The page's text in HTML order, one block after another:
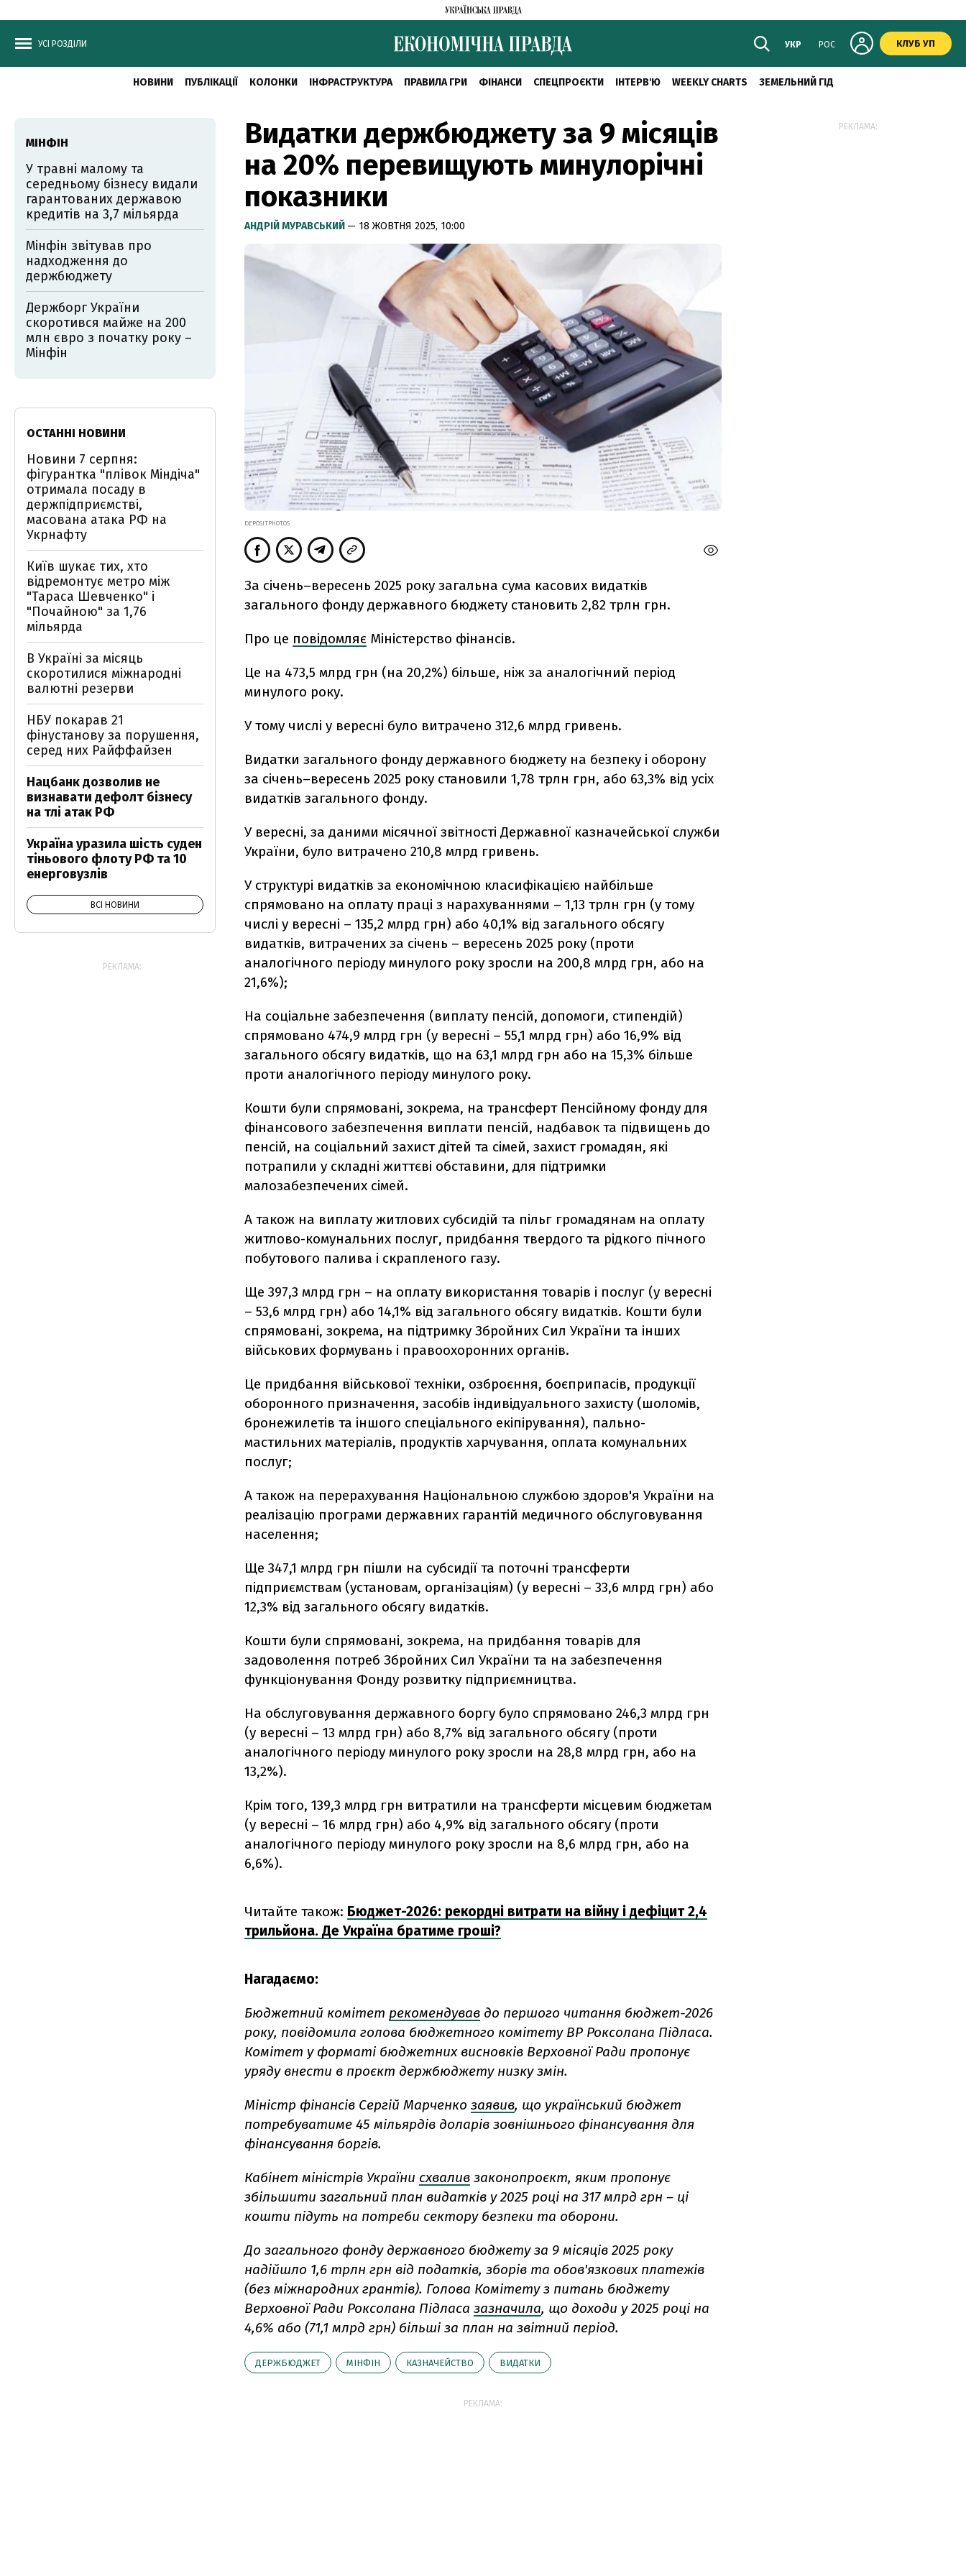
УСІ РОЗДІЛИ УКР РОС КЛУБ УП
НОВИНИ ПУБЛІКАЦІЇ КОЛОНКИ ІНФРАСТРУКТУРА ПРАВИЛА ГРИ ФІНАНСИ СПЕЦПРОЄКТИ ІНТЕРВ'Ю WEEKLY CHARTS ЗЕМЕЛЬНИЙ ГІД
Видатки держбюджету за 9 місяців
на 20% перевищують минулорічні
показники
АНДРІЙ МУРАВСЬКИЙ — 18 ЖОВТНЯ 2025, 10:00
DEPOSITPHOTOS
За січень–вересень 2025 року загальна сума касових видатків
загального фонду державного бюджету становить 2,82 трлн грн.
Про це повідомляє Міністерство фінансів.
Це на 473,5 млрд грн (на 20,2%) більше, ніж за аналогічний період
минулого року.
У тому числі у вересні було витрачено 312,6 млрд гривень.
Видатки загального фонду державного бюджету на безпеку і оборону
за січень–вересень 2025 року становили 1,78 трлн грн, або 63,3% від усіх
видатків загального фонду.
У вересні, за даними місячної звітності Державної казначейської служби
України, було витрачено 210,8 млрд гривень.
У структурі видатків за економічною класифікацією найбільше
спрямовано на оплату праці з нарахуваннями – 1,13 трлн грн (у тому
числі у вересні – 135,2 млрд грн) або 40,1% від загального обсягу
видатків, витрачених за січень – вересень 2025 року (проти
аналогічного періоду минулого року зросли на 200,8 млрд грн, або на
21,6%);
На соціальне забезпечення (виплату пенсій, допомоги, стипендій)
спрямовано 474,9 млрд грн (у вересні – 55,1 млрд грн) або 16,9% від
загального обсягу видатків, що на 63,1 млрд грн або на 15,3% більше
проти аналогічного періоду минулого року.
Кошти були спрямовані, зокрема, на трансферт Пенсійному фонду для
фінансового забезпечення виплати пенсій, надбавок та підвищень до
пенсій, на соціальний захист дітей та сімей, захист громадян, які
потрапили у складні життєві обставини, для підтримки
малозабезпечених сімей.
А також на виплату житлових субсидій та пільг громадянам на оплату
житлово-комунальних послуг, придбання твердого та рідкого пічного
побутового палива і скрапленого газу.
Ще 397,3 млрд грн – на оплату використання товарів і послуг (у вересні
– 53,6 млрд грн) або 14,1% від загального обсягу видатків. Кошти були
спрямовані, зокрема, на підтримку Збройних Сил України та інших
військових формувань і правоохоронних органів.
Це придбання військової техніки, озброєння, боєприпасів, продукції
оборонного призначення, засобів індивідуального захисту (шоломів,
бронежилетів та іншого спеціального екіпірування), пально-
мастильних матеріалів, продуктів харчування, оплата комунальних
послуг;
А також на перерахування Національною службою здоров'я України на
реалізацію програми державних гарантій медичного обслуговування
населення;
Ще 347,1 млрд грн пішли на субсидії та поточні трансферти
підприємствам (установам, організаціям) (у вересні – 33,6 млрд грн) або
12,3% від загального обсягу видатків.
Кошти були спрямовані, зокрема, на придбання товарів для
задоволення потреб Збройних Сил України та на забезпечення
функціонування Фонду розвитку підприємництва.
На обслуговування державного боргу було спрямовано 246,3 млрд грн
(у вересні – 13 млрд грн) або 8,7% від загального обсягу (проти
аналогічного періоду минулого року зросли на 28,8 млрд грн, або на
13,2%).
Крім того, 139,3 млрд грн витратили на трансферти місцевим бюджетам
(у вересні – 16 млрд грн) або 4,9% від загального обсягу (проти
аналогічного періоду минулого року зросли на 8,6 млрд грн, або на
6,6%).
Читайте також: Бюджет-2026: рекордні витрати на війну і дефіцит 2,4
трильйона. Де Україна братиме гроші?
Нагадаємо:
Бюджетний комітет рекомендував до першого читання бюджет-2026
року, повідомила голова бюджетного комітету ВР Роксолана Підласа.
Комітет у форматі бюджетних висновків Верховної Ради пропонує
уряду внести в проєкт держбюджету низку змін.
Міністр фінансів Сергій Марченко заявив, що український бюджет
потребуватиме 45 мільярдів доларів зовнішнього фінансування для
фінансування боргів.
Кабінет міністрів України схвалив законопроєкт, яким пропонує
збільшити загальний план видатків у 2025 році на 317 млрд грн – ці
кошти підуть на потреби сектору безпеки та оборони.
До загального фонду державного бюджету за 9 місяців 2025 року
надійшло 1,6 трлн грн від податків, зборів та обов'язкових платежів
(без міжнародних грантів). Голова Комітету з питань бюджету
Верховної Ради Роксолана Підласа зазначила, що доходи у 2025 році на
4,6% або (71,1 млрд грн) більші за план на звітний період.
ДЕРЖБЮДЖЕТ МІНФІН КАЗНАЧЕЙСТВО ВИДАТКИ
РЕКЛАМА:
МІНФІН
У травні малому та
середньому бізнесу видали
гарантованих державою
кредитів на 3,7 мільярда
Мінфін звітував про
надходження до
держбюджету
Держборг України
скоротився майже на 200
млн євро з початку року –
Мінфін
ОСТАННІ НОВИНИ
Новини 7 серпня:
фігурантка "плівок Міндіча"
отримала посаду в
держпідприємстві,
масована атака РФ на
Укрнафту
Київ шукає тих, хто
відремонтує метро між
"Тараса Шевченко" і
"Почайною" за 1,76
мільярда
В Україні за місяць
скоротилися міжнародні
валютні резерви
НБУ покарав 21
фінустанову за порушення,
серед них Райффайзен
Нацбанк дозволив не
визнавати дефолт бізнесу
на тлі атак РФ
Україна уразила шість суден
тіньового флоту РФ та 10
енерговузлів
ВСІ НОВИНИ
РЕКЛАМА:
РЕКЛАМА: